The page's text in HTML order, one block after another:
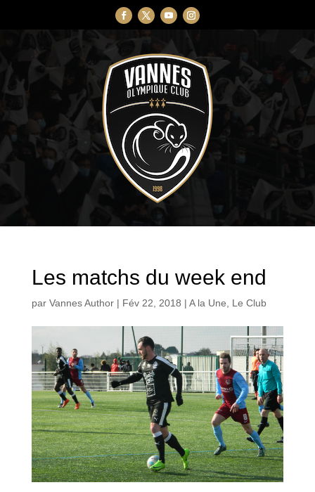
Les matchs du week end
par Vannes Author| Fév 22, 2018 | A la Une, Le Club